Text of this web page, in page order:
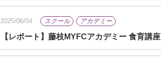
2025/06/04 スクール アカデミー
【レポート】藤枝MYFCアカデミー 食育講座